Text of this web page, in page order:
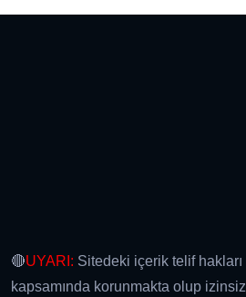
🔴UYARI: Sitedeki içerik telif hakları
kapsamında korunmakta olup izinsiz